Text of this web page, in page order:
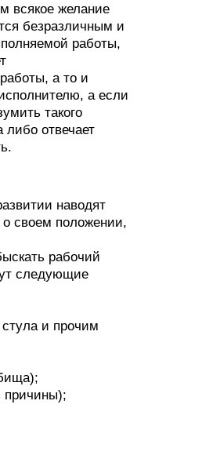
всякое желание
безразличным и
работы,
а то и
а если
такого
либо отвечает
наводят
своем положении,
рабочий
следующие
и прочим
причины);